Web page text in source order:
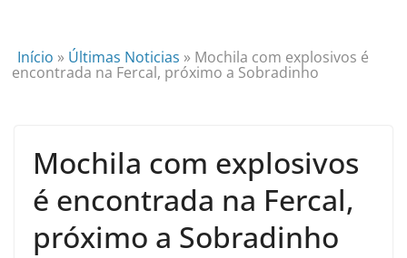
Início » Últimas Noticias » Mochila com explosivos é
encontrada na Fercal, próximo a Sobradinho
Mochila com explosivos
é encontrada na Fercal,
próximo a Sobradinho